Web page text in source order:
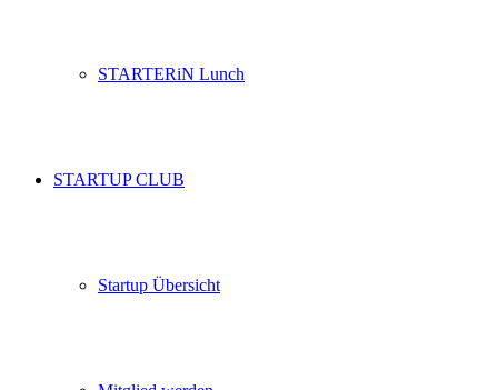
STARTERiN Lunch
STARTUP CLUB
Startup Übersicht